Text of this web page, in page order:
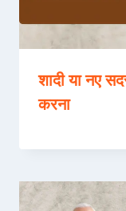
शादी या नए
करना